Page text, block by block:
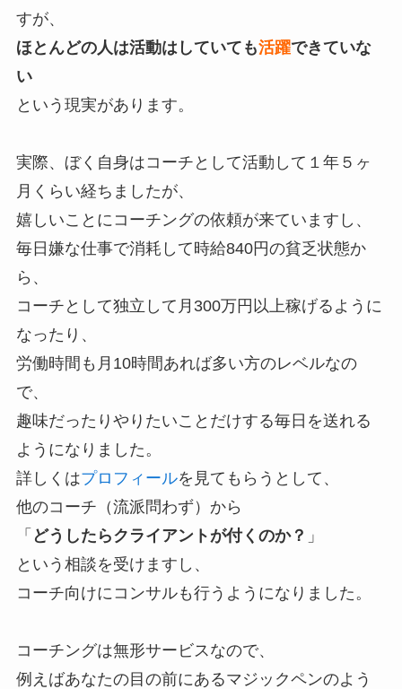
すが、
ほとんどの人は活動はしていても活躍できていな
い
という現実があります。
実際、ぼく自身はコーチとして活動して１年５ヶ
月くらい経ちましたが、
嬉しいことにコーチングの依頼が来ていますし、
毎日嫌な仕事で消耗して時給840円の貧乏状態か
ら、
コーチとして独立して月300万円以上稼げるように
なったり、
労働時間も月10時間あれば多い方のレベルなの
で、
趣味だったりやりたいことだけする毎日を送れる
ようになりました。
詳しくはプロフィールを見てもらうとして、
他のコーチ（流派問わず）から
「 どうしたらクライアントが付くのか？ 」
という相談を受けますし、
コーチ向けにコンサルも行うようになりました。
コーチングは無形サービスなので、
例えばあなたの目の前にあるマジックペンのよう